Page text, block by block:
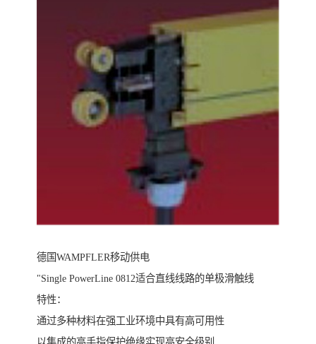
德国WAMPFLER移动供电
"Single PowerLine 0812适合直线线路的单极滑触线
特性：
通过多种材料在强工业环境中具有高可用性